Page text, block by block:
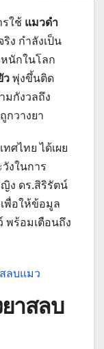
ใช้ แมวดำ
ง กำลังเป็น
นักในโลก
ว พุ่งขึ้นติด
มกังวลถึง
กวางยา
ศไทย ได้เผย
งในการ
ง ดร.สิริรัตน์
พื่อให้ข้อมูล
พร้อมเตือนถึง
ลบแมว
าสลบ